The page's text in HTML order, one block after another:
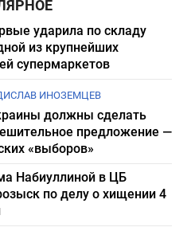
ударила по складу
из крупнейших
супермаркетов
ИНОЗЕМЦЕВ
должны сделать
предложение —
«выборов»
Набиуллиной в ЦБ
по делу о хищении 4